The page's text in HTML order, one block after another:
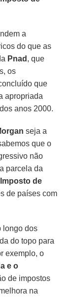
a
do que as
Pnad , que
os
que
apropriada
anos 2000.
seja a
que o
não
parcela da
Imposto de
de países com
longo dos
do topo para
exemplo, o
e o
de impostos
na